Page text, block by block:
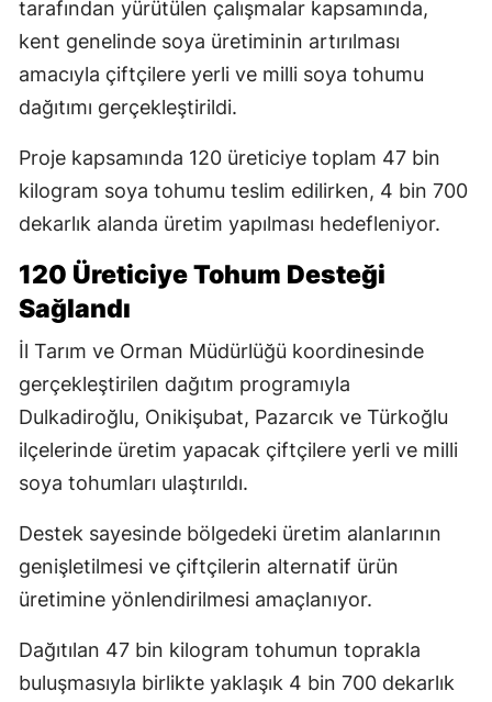
tarafından yürütülen çalışmalar kapsamında,
kent genelinde soya üretiminin artırılması
amacıyla çiftçilere yerli ve milli soya tohumu
dağıtımı gerçekleştirildi.
Proje kapsamında 120 üreticiye toplam 47 bin
kilogram soya tohumu teslim edilirken, 4 bin 700
dekarlık alanda üretim yapılması hedefleniyor.
120 Üreticiye Tohum Desteği
Sağlandı
İl Tarım ve Orman Müdürlüğü koordinesinde
gerçekleştirilen dağıtım programıyla
Dulkadiroğlu, Onikişubat, Pazarcık ve Türkoğlu
ilçelerinde üretim yapacak çiftçilere yerli ve milli
soya tohumları ulaştırıldı.
Destek sayesinde bölgedeki üretim alanlarının
genişletilmesi ve çiftçilerin alternatif ürün
üretimine yönlendirilmesi amaçlanıyor.
Dağıtılan 47 bin kilogram tohumun toprakla
buluşmasıyla birlikte yaklaşık 4 bin 700 dekarlık